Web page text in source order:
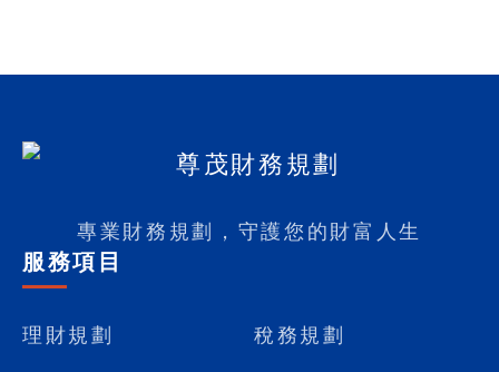
專業財務規劃，守護您的財富人生
服務項目
理財規劃
稅務規劃